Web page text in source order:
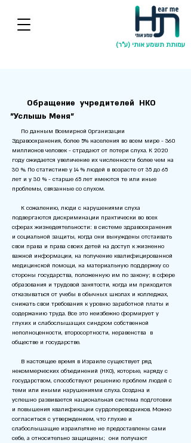
עמותת תשמע אותי (ע"ר)
Обращение учредителей НКО
"Услышь Меня"
По данным Всемирной Организации
Здравоохранения, более 5% населения во всем мире - 360
миллионов человек - страдают от потери слуха. К 2020
году ожидается увеличение их численности более чем на
30 %. По статистике у 14 % людей в возрасте от 35 до 65
лет и у 30 % - старше 65 лет имеются те или иные
проблемы, связанные со слухом.
К сожалению, люди с нарушениями слуха
подвергаются дискриминации практически во всех
сферах жизнедеятельности: в системе здравоохранения
и социальной защиты, когда они вынуждены отстаивать
свои права и права своих детей на доступ к жизненно
важной информации, на получение квалифицированной
медицинской помощи, на материальную поддержку со
стороны государства, положенную им по закону; в сфере
образования и трудовой занятости, когда им приходится
отказываться от учебы в обычных школах и колледжах,
снижать свои требования к уровню заработной платы и
содержанию труда. Все это неизбежно формирует у
глухих и слабослышащих синдром собственной
неполноценности, второсортности, неравенства в
обществе и государстве.
В настоящее время в Израиле существует ряд
некоммерческих объединений (НКО), которые, наряду с
государством, способствуют решению проблем людей с
теми или иными нарушениями слуха. Создана и
успешно развивается национальная система подготовки
и повышения квалификации сурдопереводчиков. Можно
согласиться с утверждением, что глухие и
слабослышащие израильтяне не предоставлены сами
себе, а относительно защищены; они получают